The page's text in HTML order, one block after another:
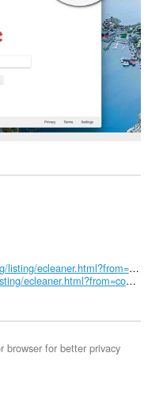
https://webextension.org/listing/ecleaner.html?from=cookie-cleaner
https://webextension.org/listing/ecleaner.html?from=cookie-cleaner
browser for better privacy